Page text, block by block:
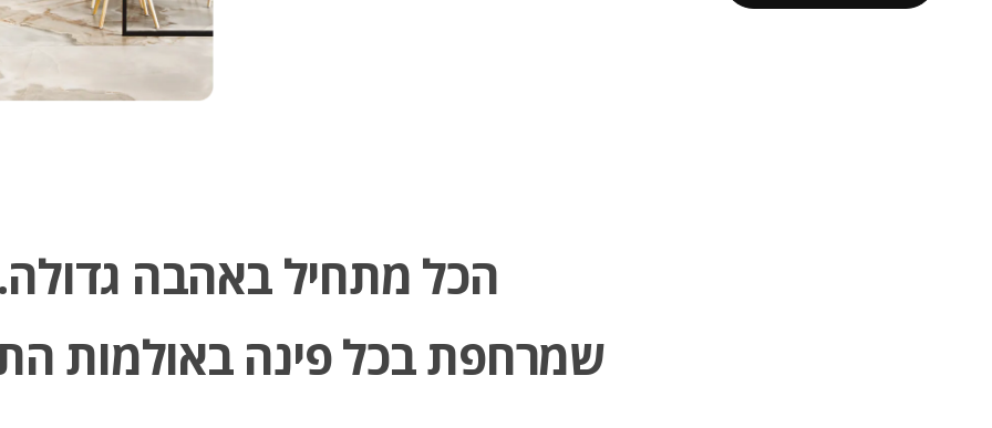
הכל מתחיל באהבה
שמרחפת בכל פינה באולמות